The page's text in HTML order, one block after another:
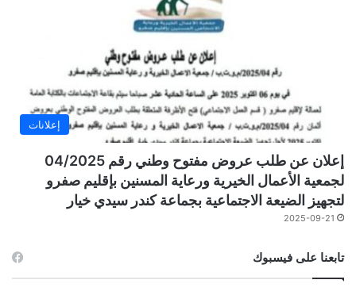
إعلانات
إعلان عن طلب عروض مفتوح وطني رقم 04/2025
لجمعية الأعمال الخيرية ورعاية المسنين بإقليم صفرو
لتجهيز الضيعة الاجتماعية بجماعة كندر سيدي خيار
2025-09-21
تابعنا على فيسبوك